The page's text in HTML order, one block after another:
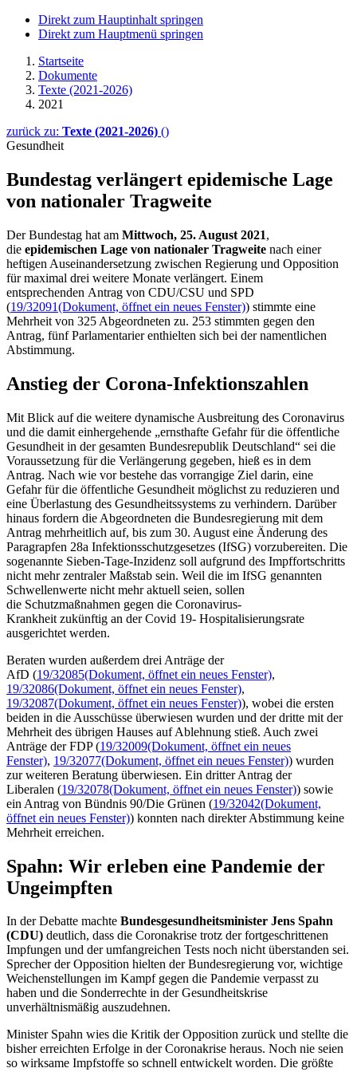
Direkt zum Hauptinhalt springen
Direkt zum Hauptmenü springen
Startseite
Dokumente
Texte (2021-2026)
2021
zurück zu: Texte (2021-2026) ()
Gesundheit
Bundestag verlängert epide­mische Lage
von nationaler Trag­weite
Der Bundestag hat am Mittwoch, 25. August 2021,
die epidemischen Lage von nationaler Tragweite nach einer
heftigen Auseinandersetzung zwischen Regierung und Opposition
für maximal drei weitere Monate verlängert. Einem
entsprechenden Antrag von CDU/CSU und SPD
(19/32091(Dokument, öffnet ein neues Fenster)) stimmte eine
Mehrheit von 325 Abgeordneten zu. 253 stimmten gegen den
Antrag, fünf Parlamentarier enthielten sich bei der namentlichen
Abstimmung.
Anstieg der Corona-Infektionszahlen
Mit Blick auf die weitere dynamische Ausbreitung des Coronavirus
und die damit einhergehende „ernsthafte Gefahr für die öffentliche
Gesundheit in der gesamten Bundesrepublik Deutschland“ sei die
Voraussetzung für die Verlängerung gegeben, hieß es in dem
Antrag. Nach wie vor bestehe das vorrangige Ziel darin, eine
Gefahr für die öffentliche Gesundheit möglichst zu reduzieren und
eine Überlastung des Gesundheitssystems zu verhindern. Darüber
hinaus fordern die Abgeordneten die Bundesregierung mit dem
Antrag mehrheitlich auf, bis zum 30. August eine Änderung des
Paragrapfen 28a Infektionsschutzgesetzes (IfSG) vorzubereiten. Die
sogenannte Sieben-Tage-Inzidenz soll aufgrund des Impffortschritts
nicht mehr zentraler Maßstab sein. Weil die im IfSG genannten
Schwellenwerte nicht mehr aktuell seien, sollen
die Schutzmaßnahmen gegen die Coronavirus-
Krankheit zukünftig an der Covid 19- Hospitalisierungsrate
ausgerichtet werden.
Beraten wurden außerdem drei Anträge der
AfD (19/32085(Dokument, öffnet ein neues Fenster),
19/32086(Dokument, öffnet ein neues Fenster),
19/32087(Dokument, öffnet ein neues Fenster)), wobei die ersten
beiden in die Ausschüsse überwiesen wurden und der dritte mit der
Mehrheit des übrigen Hauses auf Ablehnung stieß. Auch zwei
Anträge der FDP (19/32009(Dokument, öffnet ein neues
Fenster), 19/32077(Dokument, öffnet ein neues Fenster)) wurden
zur weiteren Beratung überwiesen. Ein dritter Antrag der
Liberalen (19/32078(Dokument, öffnet ein neues Fenster)) sowie
ein Antrag von Bündnis 90/Die Grünen (19/32042(Dokument,
öffnet ein neues Fenster)) konnten nach direkter Abstimmung keine
Mehrheit erreichen.
Spahn: Wir erleben eine Pandemie der
Ungeimpften
In der Debatte machte Bundesgesundheitsminister Jens Spahn
(CDU) deutlich, dass die Coronakrise trotz der fortgeschrittenen
Impfungen und der umfangreichen Tests noch nicht überstanden sei.
Sprecher der Opposition hielten der Bundesregierung vor, wichtige
Weichenstellungen im Kampf gegen die Pandemie verpasst zu
haben und die Sonderrechte in der Gesundheitskrise
unverhältnismäßig auszudehnen.
Minister Spahn wies die Kritik der Opposition zurück und stellte die
bisher erreichten Erfolge in der Coronakrise heraus. Noch nie seien
so wirksame Impfstoffe so schnell entwickelt worden. Die größte